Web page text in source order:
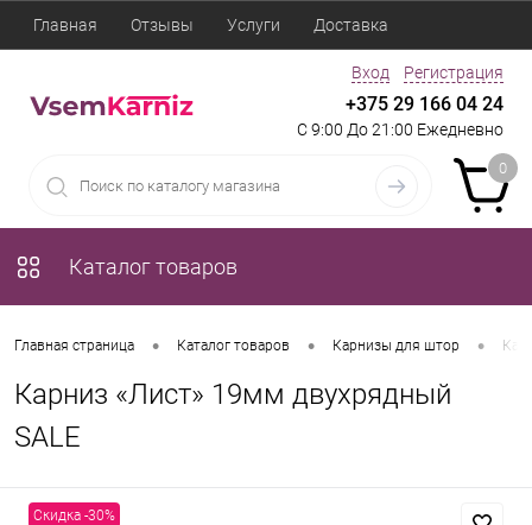
Главная Отзывы Услуги Доставка
Вход Регистрация
+375 29 166 04 24
С 9:00 До 21:00 Ежедневно
0
Каталог товаров
Главная страница • Каталог товаров • Карнизы для штор •
Карниз «Лист» 19мм двухрядный
SALE
Скидка -30%